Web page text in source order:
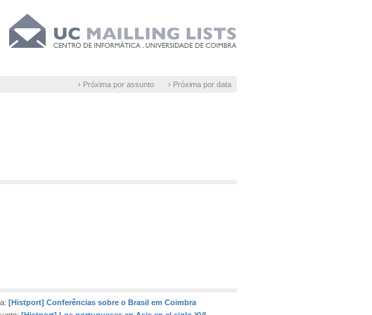
› Próxima por assunto › Próxima por data
[Histport] Conferências sobre o Brasil em Coimbra